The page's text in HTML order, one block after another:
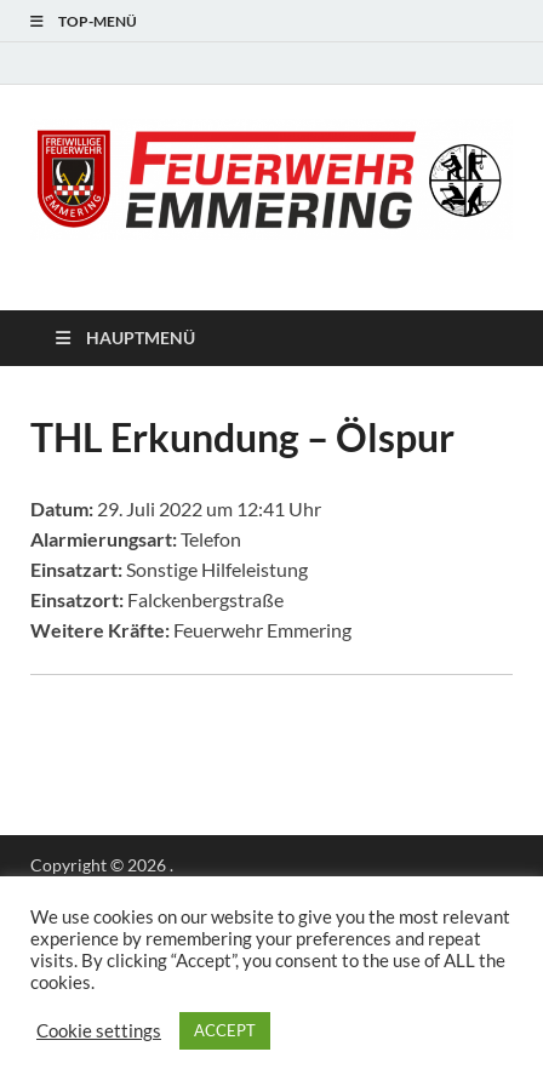
TOP-MENÜ
HAUPTMENÜ
THL Erkundung – Ölspur
Datum: 29. Juli 2022 um 12:41 Uhr
Alarmierungsart:Telefon
Einsatzart: Sonstige Hilfeleistung
Einsatzort: Falckenbergstraße
Weitere Kräfte: Feuerwehr Emmering
Copyright © 2026.
We use cookies on our website to give you the most relevant
experience by remembering your preferences and repeat
visits. By clicking “Accept”, you consent to the use of ALL the
cookies.
Cookie settings ACCEPT